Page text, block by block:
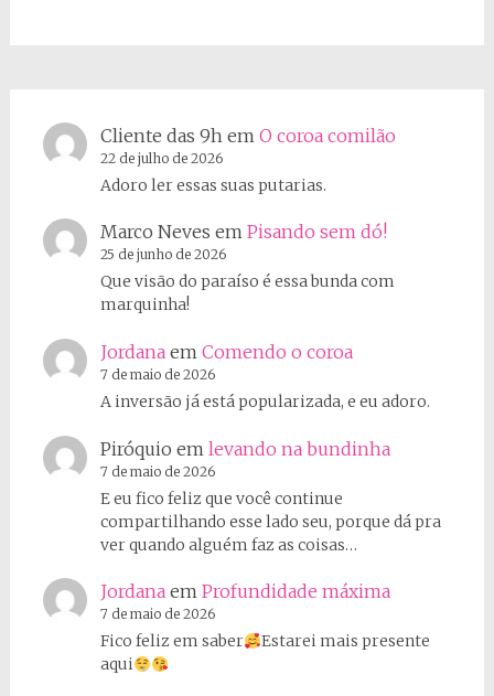
Cliente das 9h em O coroa comilão
22 de julho de 2026
Adoro ler essas suas putarias.
Marco Neves em Pisando sem dó!
25 de junho de 2026
Que visão do paraíso é essa bunda com
marquinha!
Jordanaem Comendo o coroa
7 de maio de 2026
A inversão já está popularizada, e eu adoro.
Piróquio em levando na bundinha
7 de maio de 2026
E eu fico feliz que você continue
compartilhando esse lado seu, porque dá pra
ver quando alguém faz as coisas…
Jordanaem Profundidade máxima
7 de maio de 2026
Fico feliz em saber
Estarei mais presente
aqui